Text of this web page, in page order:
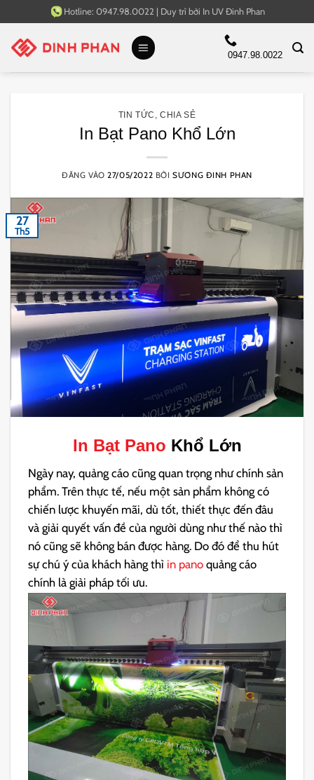
qua
nội
Hotline: 0947.98.0022 | Duy trì bởi In UV Đinh Phan
0947.98.0022
TIN TỨC ,CHIA SẺ
In Bạt Pano Khổ Lớn
ĐĂNG VÀO27/05/2022 BỞISƯƠNG ĐINH PHAN
27
Th5
In Bạt Pano Khổ Lớn
Ngày nay, quảng cáo cũng quan trọng như chính sản
phẩm. Trên thực tế, nếu một sản phẩm không có
chiến lược khuyến mãi, dù tốt, thiết thực đến đâu
và giải quyết vấn đề của người dùng như thế nào thì
nó cũng sẽ không bán được hàng. Do đó để thu hút
sự chú ý của khách hàng thì in pano quảng cáo
chính là giải pháp tối ưu.